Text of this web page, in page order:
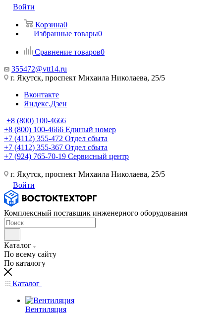
Войти
Корзина0
Избранные товары0
Сравнение товаров0
355472@vtt14.ru
г. Якутск, проспект Михаила Николаева, 25/5
Вконтакте
Яндекс.Дзен
+8 (800) 100-4666
+8 (800) 100-4666 Единый номер
+7 (4112) 355-472 Отдел сбыта
+7 (4112) 355-367 Отдел сбыта
+7 (924) 765-70-19 Сервисный центр
г. Якутск, проспект Михаила Николаева, 25/5
Войти
Комплексный поставщик инженерного оборудования
Каталог
По всему сайту
По каталогу
Каталог
Вентиляция